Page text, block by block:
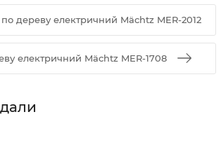
дереву електричний Mächtz MER-2012
електричний Mächtz MER-1708